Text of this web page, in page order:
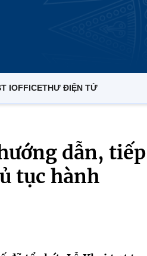
IOFFICETHƯ ĐIỆN TỬ
dẫn, tiếp
tục hành